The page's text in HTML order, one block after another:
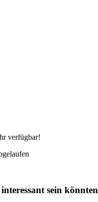
verfügbar!
sein könnten